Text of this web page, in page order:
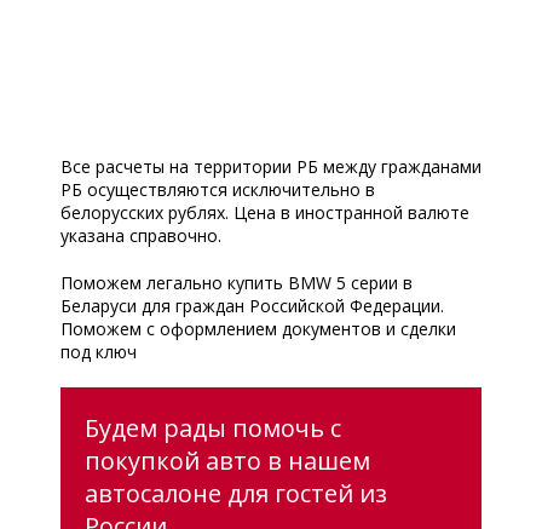
Все расчеты на территории РБ между гражданами
РБ осуществляются исключительно в
белорусских рублях. Цена в иностранной валюте
указана справочно.
Поможем легально купить BMW 5 серии в
Беларуси для граждан Российской Федерации.
Поможем с оформлением документов и сделки
под ключ
Будем рады помочь с
покупкой авто в нашем
автосалоне для гостей из